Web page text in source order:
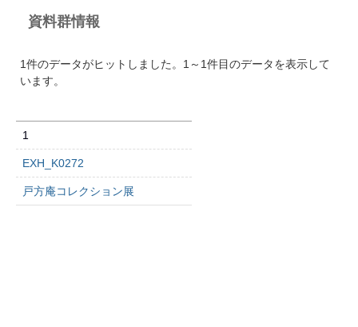
資料群情報
1件のデータがヒットしました。1～1件目のデータを表示して
います。
1
EXH_K0272
戸方庵コレクション展